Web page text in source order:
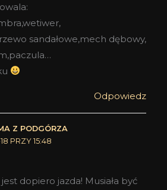
sandałowe,mech dębowy,
Odpowiedz
Z PODGÓRZA
PRZY 15:48
dopiero jazda! Musiała być